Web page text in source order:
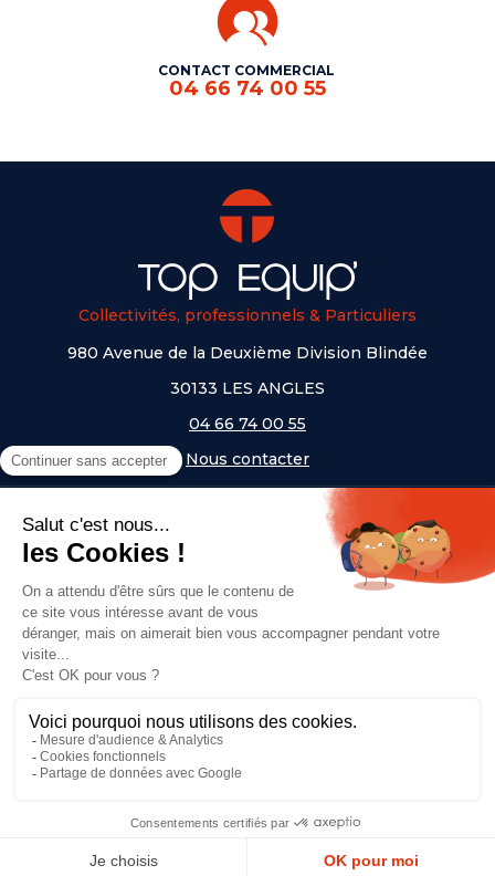
CONTACT COMMERCIAL
04 66 74 00 55
Collectivités, professionnels & Particuliers
980 Avenue de la Deuxième Division Blindée
30133 LES ANGLES
04 66 74 00 55
Nous contacter
NOS UNIVERS
- Serem
- Lifetime
- Mottez
- JAD Groupe
© Copyright 2026, Top Equip' - Réalisé parAgence Off